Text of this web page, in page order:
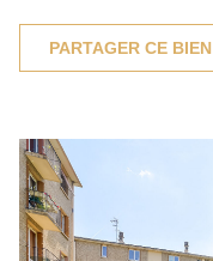
PARTAGER CE BIEN